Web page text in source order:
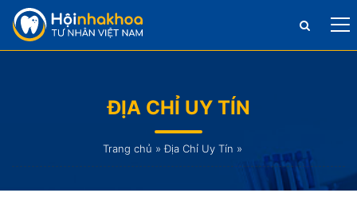
ĐỊA CHỈ UY TÍN
Trang chủ »Địa Chỉ Uy Tín »